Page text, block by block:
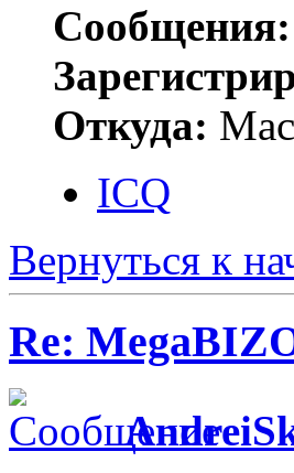
Сообщения:
Откуда:
ICQ
Вернуться к
Re: